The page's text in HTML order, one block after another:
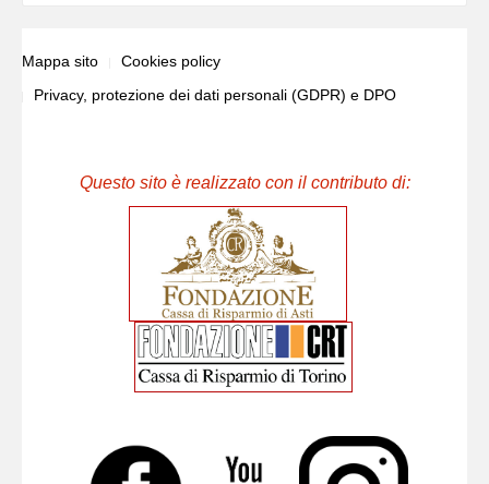
Mappa sito
Cookies policy
Privacy, protezione dei dati personali (GDPR) e DPO
Questo sito è realizzato con il contributo di: